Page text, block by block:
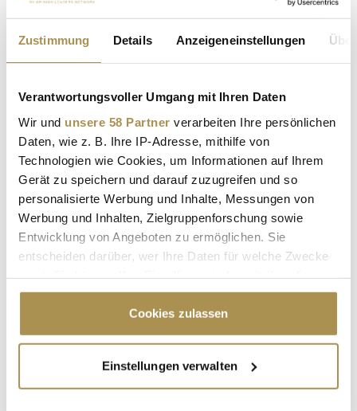
Zustimmung Details Anzeigeneinstellungen
Verantwortungsvoller Umgang mit Ihren Daten
Wir und unsere 58 Partner verarbeiten Ihre persönlichen
Daten, wie z. B. Ihre IP-Adresse, mithilfe von
Technologien wie Cookies, um Informationen auf Ihrem
Gerät zu speichern und darauf zuzugreifen und so
personalisierte Werbung und Inhalte, Messungen von
Werbung und Inhalten, Zielgruppenforschung sowie
Entwicklung von Angeboten zu ermöglichen. Sie
entscheiden darüber, wer Ihre Daten für welche Zwecke
Cookie-Erklärung oder durch Klicken auf das Privacy
Trigger Symbol ändern oder widerrufen
Informationen über Ihre geografische Lage
erfassen, welche bis auf einige Meter genau sein
Cookies zulassen
Einstellungen verwalten